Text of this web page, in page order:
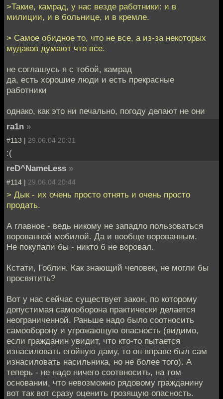
>Такие, камрад, у нас везде работники: и в
милиции, и в больнице, и в кремле.
> Самое обидное то, что не все, а из-за некоторых
мудаков думают что все.
не соглашусь я с тобой, камрад
да, есть хорошие люди и есть прекрасные
работники
однако, как это ни печально, погоду делают не они
ra1n »
#113 | 29.06.04 20:31
:(
reD^NameLess »
#114 | 29.06.04 20:44
> Дык - их очень просто отнять и очень просто
продать.
А главное - ведь никому не западло пользоваться
ворованной мобилой. Да и вообще ворованным.
Не покупали бы - никто б не воровал.
Кстати, Гоблин. Как знающий человек, не могли бы
просвятить?
Вот у нас сейчас существует закон, по которому
допустимая самооборона практически делается
неограниченной. Раньше надо было соотносить
самооборону и угрожающую опасность (видимо,
если гражданин увидит, что кто-то пытается
изнасиловать егойную даму, то он вправе был сам
изнасиловать насильника, но не более того). А
теперь - не надо ничего соотвносить, на том
основании, что невозможно рядовому гражданину
вот так вот сразу оценить грозящую опасность.